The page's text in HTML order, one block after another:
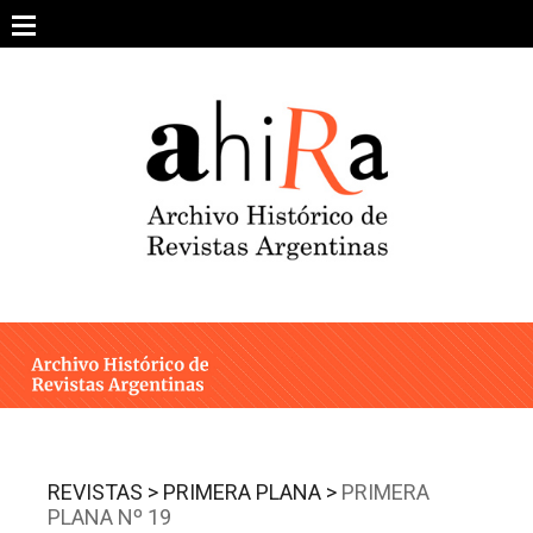
content
ARCHIVO DE REVISTAS
ESTUDIOS CRÍTICOS
INTEGRANTES
CONTACTO
REVISTAS > PRIMERA PLANA > PRIMERA
PLANA Nº 19